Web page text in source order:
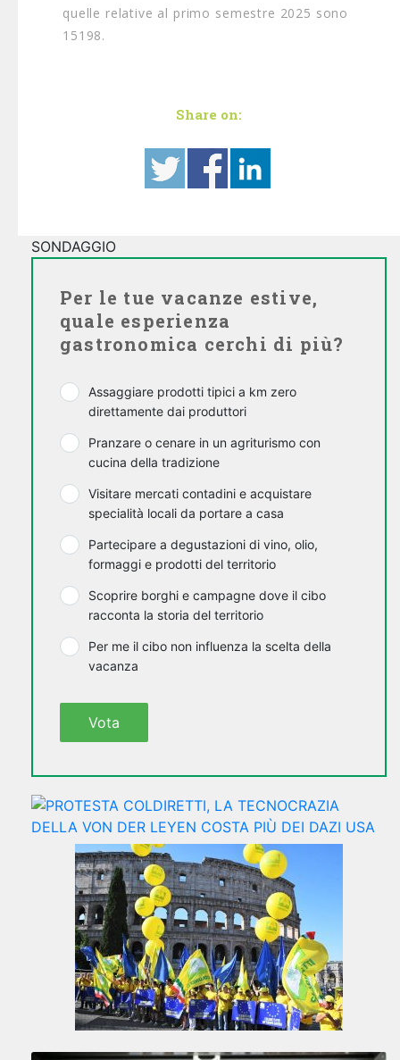
quelle relative al primo semestre 2025 sono
15198.
Share on:
SONDAGGIO
Per le tue vacanze estive,
quale esperienza
gastronomica cerchi di più?
Assaggiare prodotti tipici a km zero
direttamente dai produttori
Pranzare o cenare in un agriturismo con
cucina della tradizione
Visitare mercati contadini e acquistare
specialità locali da portare a casa
Partecipare a degustazioni di vino, olio,
formaggi e prodotti del territorio
Scoprire borghi e campagne dove il cibo
racconta la storia del territorio
Per me il cibo non influenza la scelta della
vacanza
Vota